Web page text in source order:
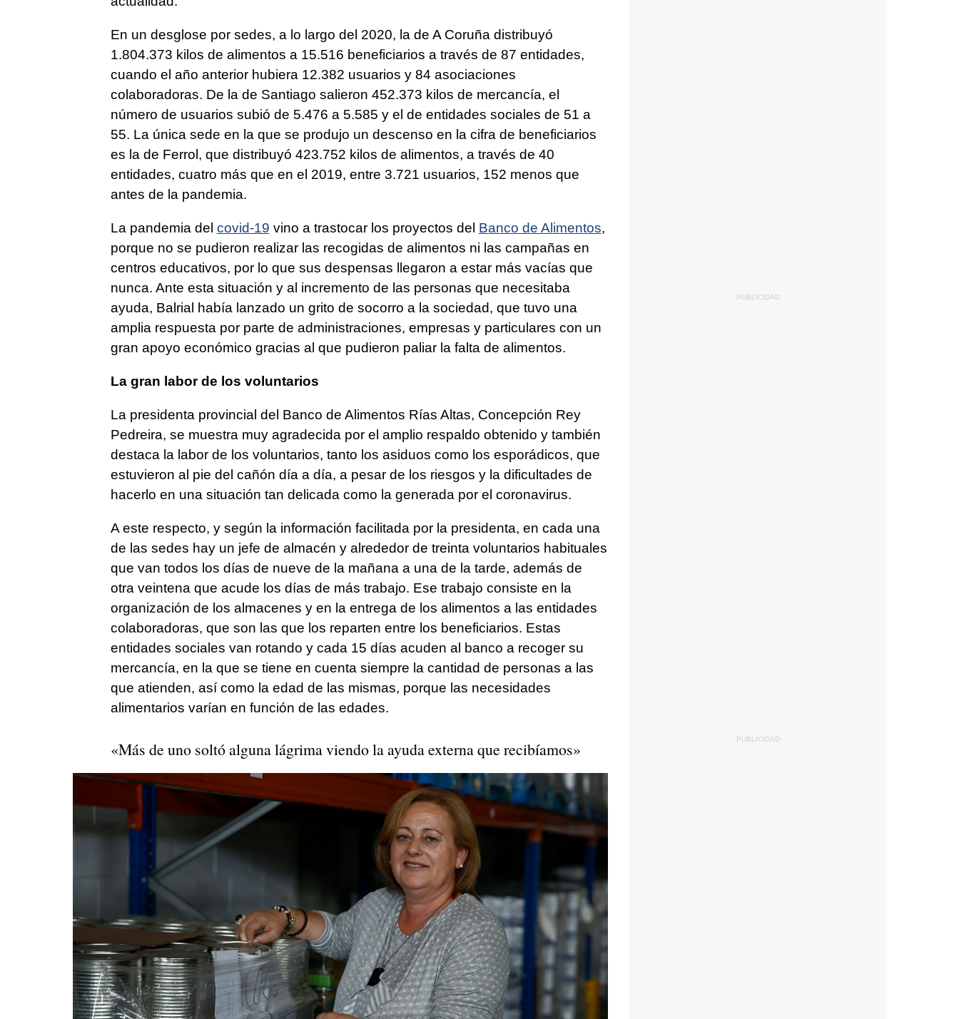
En un desglose por sedes, a lo largo del 2020, la de A Coruña distribuyó
1.804.373 kilos de alimentos a 15.516 beneficiarios a través de 87 entidades,
cuando el año anterior hubiera 12.382 usuarios y 84 asociaciones
colaboradoras. De la de Santiago salieron 452.373 kilos de mercancía, el
número de usuarios subió de 5.476 a 5.585 y el de entidades sociales de 51 a
55. La única sede en la que se produjo un descenso en la cifra de beneficiarios
es la de Ferrol, que distribuyó 423.752 kilos de alimentos, a través de 40
entidades, cuatro más que en el 2019, entre 3.721 usuarios, 152 menos que
antes de la pandemia.
La pandemia del covid-19 vino a trastocar los proyectos del Banco de Alimentos,
porque no se pudieron realizar las recogidas de alimentos ni las campañas en
centros educativos, por lo que sus despensas llegaron a estar más vacías que
nunca. Ante esta situación y al incremento de las personas que necesitaba
ayuda, Balrial había lanzado un grito de socorro a la sociedad, que tuvo una
amplia respuesta por parte de administraciones, empresas y particulares con un
gran apoyo económico gracias al que pudieron paliar la falta de alimentos.
La gran labor de los voluntarios
La presidenta provincial del Banco de Alimentos Rías Altas, Concepción Rey
Pedreira, se muestra muy agradecida por el amplio respaldo obtenido y también
destaca la labor de los voluntarios, tanto los asiduos como los esporádicos, que
estuvieron al pie del cañón día a día, a pesar de los riesgos y la dificultades de
hacerlo en una situación tan delicada como la generada por el coronavirus.
A este respecto, y según la información facilitada por la presidenta, en cada una
de las sedes hay un jefe de almacén y alrededor de treinta voluntarios habituales
que van todos los días de nueve de la mañana a una de la tarde, además de
otra veintena que acude los días de más trabajo. Ese trabajo consiste en la
organización de los almacenes y en la entrega de los alimentos a las entidades
colaboradoras, que son las que los reparten entre los beneficiarios. Estas
entidades sociales van rotando y cada 15 días acuden al banco a recoger su
mercancía, en la que se tiene en cuenta siempre la cantidad de personas a las
que atienden, así como la edad de las mismas, porque las necesidades
alimentarios varían en función de las edades.
«Más de uno soltó alguna lágrima viendo la ayuda externa que recibíamos»